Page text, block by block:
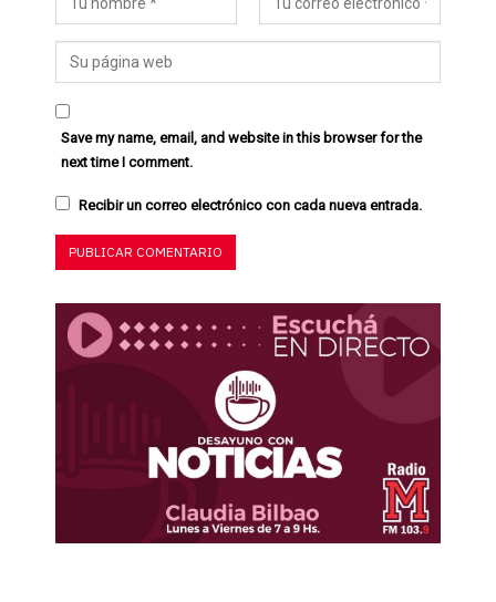
Save my name, email, and website in this browser for the
next time I comment.
Recibir un correo electrónico con cada nueva entrada.